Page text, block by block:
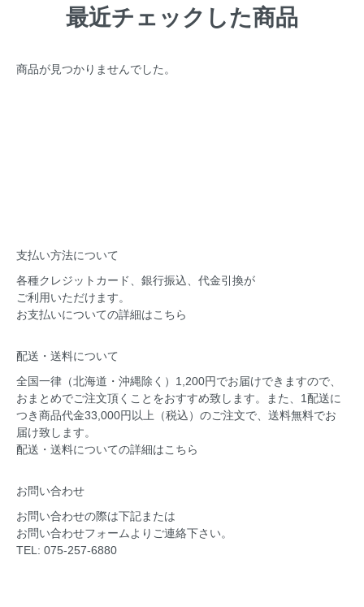
最近チェックした商品
商品が見つかりませんでした。
支払い方法について
各種クレジットカード、銀行振込、代金引換が
ご利用いただけます。
お支払いについての詳細はこちら
配送・送料について
全国一律（北海道・沖縄除く）1,200円でお届けできますので、
おまとめでご注文頂くことをおすすめ致します。また、1配送に
つき商品代金33,000円以上（税込）のご注文で、送料無料でお
届け致します。
配送・送料についての詳細はこちら
お問い合わせ
お問い合わせの際は下記または
お問い合わせフォームよりご連絡下さい。
TEL: 075-257-6880